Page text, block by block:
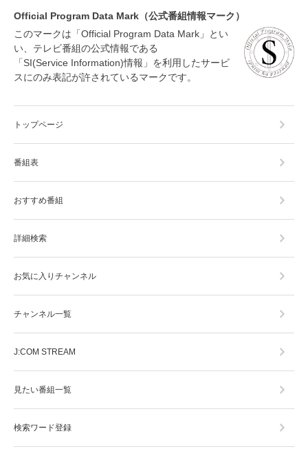
Official Program Data Mark（公式番組情報マーク）
このマークは「Official Program Data Mark」とい
い、テレビ番組の公式情報である
「SI(Service Information)情報」を利用したサービ
スにのみ表記が許されているマークです。
トップページ
番組表
おすすめ番組
詳細検索
お気に入りチャンネル
チャンネル一覧
J:COM STREAM
見たい番組一覧
検索ワード登録